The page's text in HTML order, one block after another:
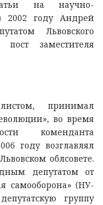
на научно-
2002 году Андрей
Львовского
заместителя
принимал
во время
коменданта
году возглавлял
облсовете.
депутатом от
самооборона» (НУ-
группу